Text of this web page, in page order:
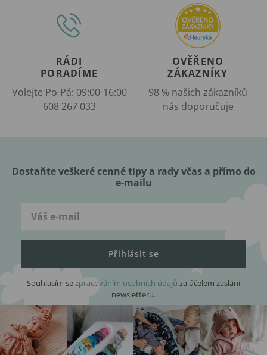
RÁDI
PORADÍME
Volejte Po-Pá: 09:00-16:00
608 267 033
OVĚŘENO
ZÁKAZNÍKY
98 % našich zákazníků
nás doporučuje
Dostaňte veškeré cenné tipy a rady včas a přímo do
e-mailu
Přihlásit se
Souhlasím sezpracováním osobních údajů za účelem zaslání
newsletteru.